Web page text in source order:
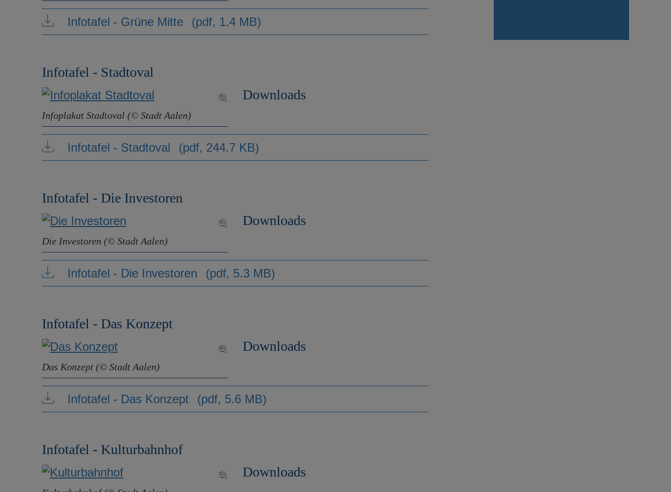
Infotafel - Grüne Mitte (pdf, 1.4 MB)
Infotafel - Stadtoval
Infoplakat Stadtoval (© Stadt Aalen)
Downloads
Infotafel - Stadtoval (pdf, 244.7 KB)
Infotafel - Die Investoren
Die Investoren (© Stadt Aalen)
Downloads
Infotafel - Die Investoren (pdf, 5.3 MB)
Infotafel - Das Konzept
Das Konzept (© Stadt Aalen)
Downloads
Infotafel - Das Konzept (pdf, 5.6 MB)
Infotafel - Kulturbahnhof
Downloads